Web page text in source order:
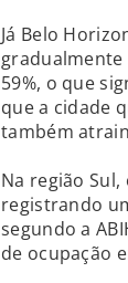
Já Belo
gradualmente
59%, o que
que a cidade
também
Na região Sul,
registrando
segundo a
de ocupação